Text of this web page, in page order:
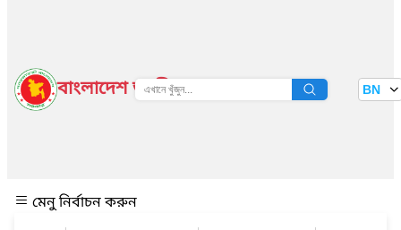
বাংলাদেশ জাতীয় তথ্য বাতায়ন BN
মেনু নির্বাচন করুন